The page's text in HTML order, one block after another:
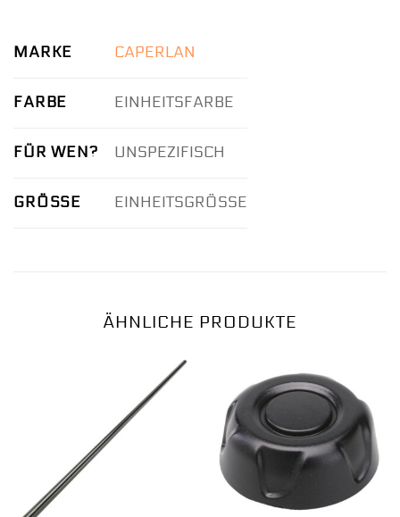
MARKE CAPERLAN
FARBE EINHEITSFARBE
FÜR WEN? UNSPEZIFISCH
GRÖSSE EINHEITSGRÖSSE
ÄHNLICHE PRODUKTE